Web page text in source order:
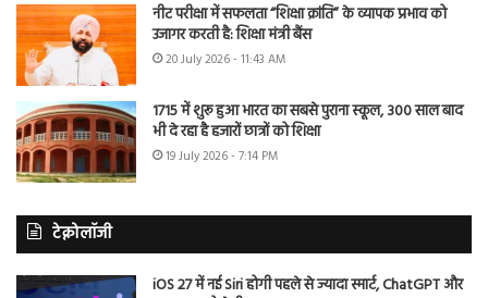
नीट परीक्षा में सफलता “शिक्षा क्रांति” के व्यापक प्रभाव को
उजागर करती है: शिक्षा मंत्री बैंस
20 July 2026 - 11:43 AM
1715 में शुरू हुआ भारत का सबसे पुराना स्कूल, 300 साल बाद
भी दे रहा है हजारों छात्रों को शिक्षा
19 July 2026 - 7:14 PM
टेक्नोलॉजी
iOS 27 में नई Siri होगी पहले से ज्यादा स्मार्ट, ChatGPT और